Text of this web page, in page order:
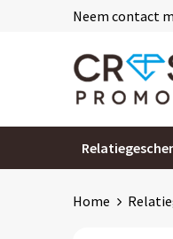
Neem contact
Home